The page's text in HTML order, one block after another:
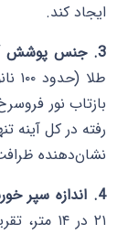
ایجاد کند.
3. جنس پوشش آینه:
بازتاب نور
نشان‌دهنده
4. اندازه سپر خورشیدی:
۲۱ در ۱۴